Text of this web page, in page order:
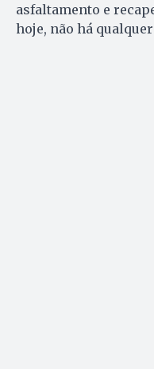
asfaltamento e
hoje, não há